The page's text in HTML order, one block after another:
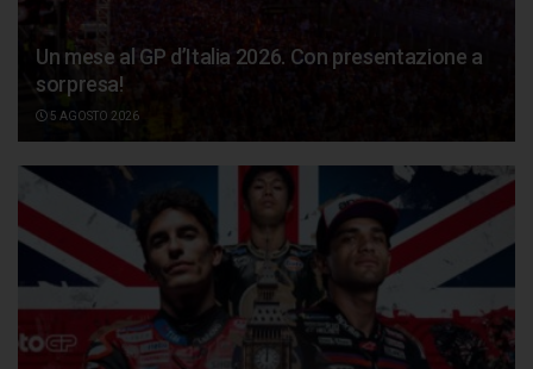
Un mese al GP d’Italia 2026. Con presentazione a
sorpresa!
5 AGOSTO 2026